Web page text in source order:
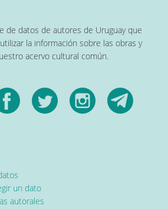
de datos de autores de Uruguay que
la información sobre las obras y
acervo cultural común.
un dato
autorales